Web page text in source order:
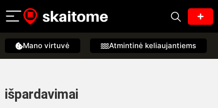
Mano virtuvė Atmintinė keliaujantiems
išpardavimai